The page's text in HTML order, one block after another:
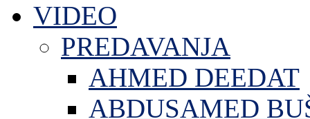
VIDEO
PREDAVANJA
AHMED DEEDAT
ABDUSAMED